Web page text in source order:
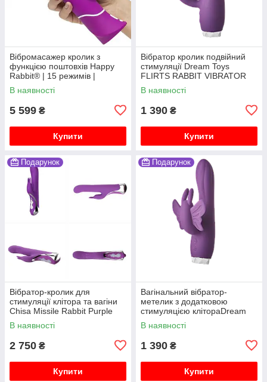
Вібромасажер кролик з
функцією поштовхів Happy
Rabbit® | 15 режимів |
Водонепроникний
В наявності
5 599 ₴
Купити
Вібратор кролик подвійний
стимуляції Dream Toys
FLIRTS RABBIT VIBRATOR
PURPLE
В наявності
1 390 ₴
Купити
Подарунок
Вібратор-кролик для
стимуляції клітора та вагіни
Chisa Missile Rabbit Purple
В наявності
2 750 ₴
Купити
Подарунок
Вагінальний вібратор-
метелик з додатковою
стимуляцією клітораDream
Toys FLIRTS BUTTERFLY
VIBRATOR PURPLE
В наявності
1 390 ₴
Купити